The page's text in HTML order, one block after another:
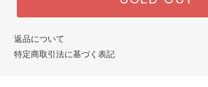
返品について
特定商取引法に基づく表記